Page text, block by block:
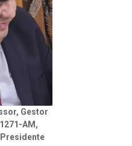
Gestor
AM,